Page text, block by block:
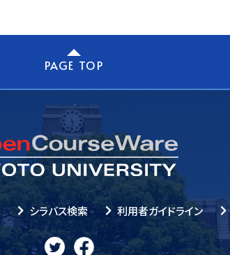
PAGE TOP
シラバス検索 利用者ガイドライン